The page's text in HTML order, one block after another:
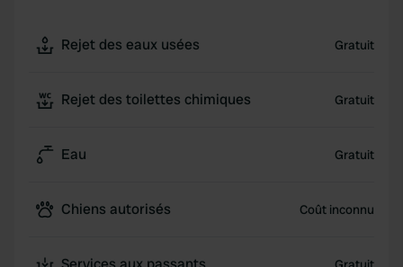
Rejet des eaux usées Gratuit
Rejet des toilettes chimiques Gratuit
Eau Gratuit
Chiens autorisés Coût inconnu